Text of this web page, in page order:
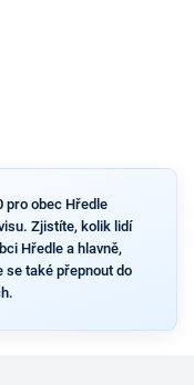
pro obec Hředle
Zjistíte, kolik lidí
Hředle a hlavně,
také přepnout do